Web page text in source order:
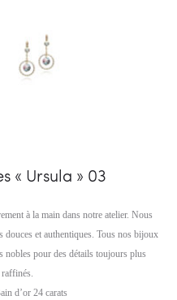
« Ursula » 03
à la main dans notre atelier. Nous
douces et authentiques. Tous nos bijoux
nobles pour des détails toujours plus
d’or 24 carats